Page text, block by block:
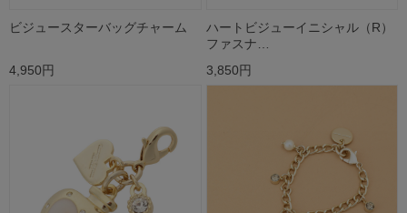
ビジュースターバッグチャーム
4,950円
ハートビジューイニシャル（R）
ファスナ…
3,850円